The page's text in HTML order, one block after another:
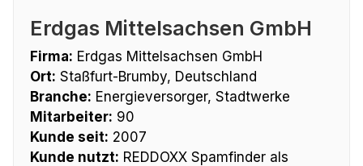
Erdgas Mittelsachsen GmbH
Firma: Erdgas Mittelsachsen GmbH
Ort: Staßfurt-Brumby, Deutschland
Branche: Energieversorger, Stadtwerke
Mitarbeiter: 90
Kunde seit: 2007
Kunde nutzt: REDDOXX Spamfinder als